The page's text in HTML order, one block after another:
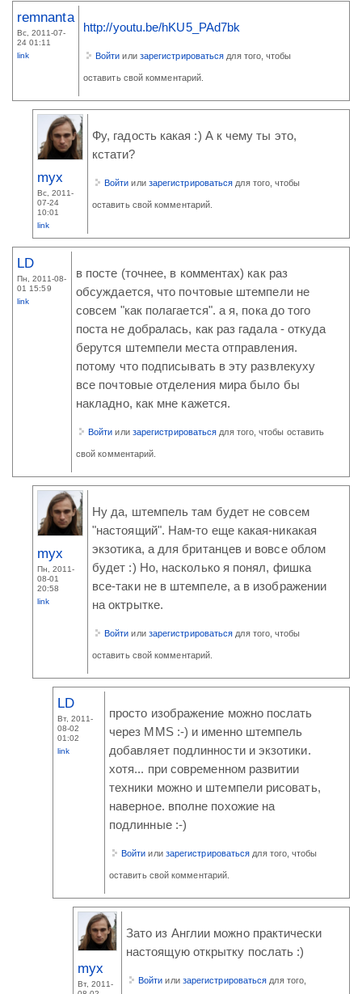
remnanta
Вс, 2011-07-
24 01:11
link
http://youtu.be/hKU5_PAd7bk
Войти или зарегистрироваться для того, чтобы
оставить свой комментарий.
myx
Вс, 2011-
07-24
10:01
link
Фу, гадость какая :) А к чему ты это,
кстати?
Войти или зарегистрироваться для того, чтобы
оставить свой комментарий.
LD
Пн, 2011-08-
01 15:59
link
в посте (точнее, в комментах) как раз
обсуждается, что почтовые штемпели не
совсем "как полагается". а я, пока до того
поста не добралась, как раз гадала - откуда
берутся штемпели места отправления.
потому что подписывать в эту развлекуху
все почтовые отделения мира было бы
накладно, как мне кажется.
Войти или зарегистрироваться для того, чтобы оставить
свой комментарий.
myx
Пн, 2011-
08-01
20:58
link
Ну да, штемпель там будет не совсем
"настоящий". Нам-то еще какая-никакая
экзотика, а для британцев и вовсе облом
будет :) Но, насколько я понял, фишка
все-таки не в штемпеле, а в изображении
на октрытке.
Войти или зарегистрироваться для того, чтобы
оставить свой комментарий.
LD
Вт, 2011-
08-02
01:02
link
просто изображение можно послать
через MMS :-) и именно штемпель
добавляет подлинности и экзотики.
хотя... при современном развитии
техники можно и штемпели рисовать,
наверное. вполне похожие на
подлинные :-)
Войти или зарегистрироваться для того, чтобы
оставить свой комментарий.
myx
Вт, 2011-
Зато из Англии можно практически
настоящую открытку послать :)
Войти или зарегистрироваться для того,